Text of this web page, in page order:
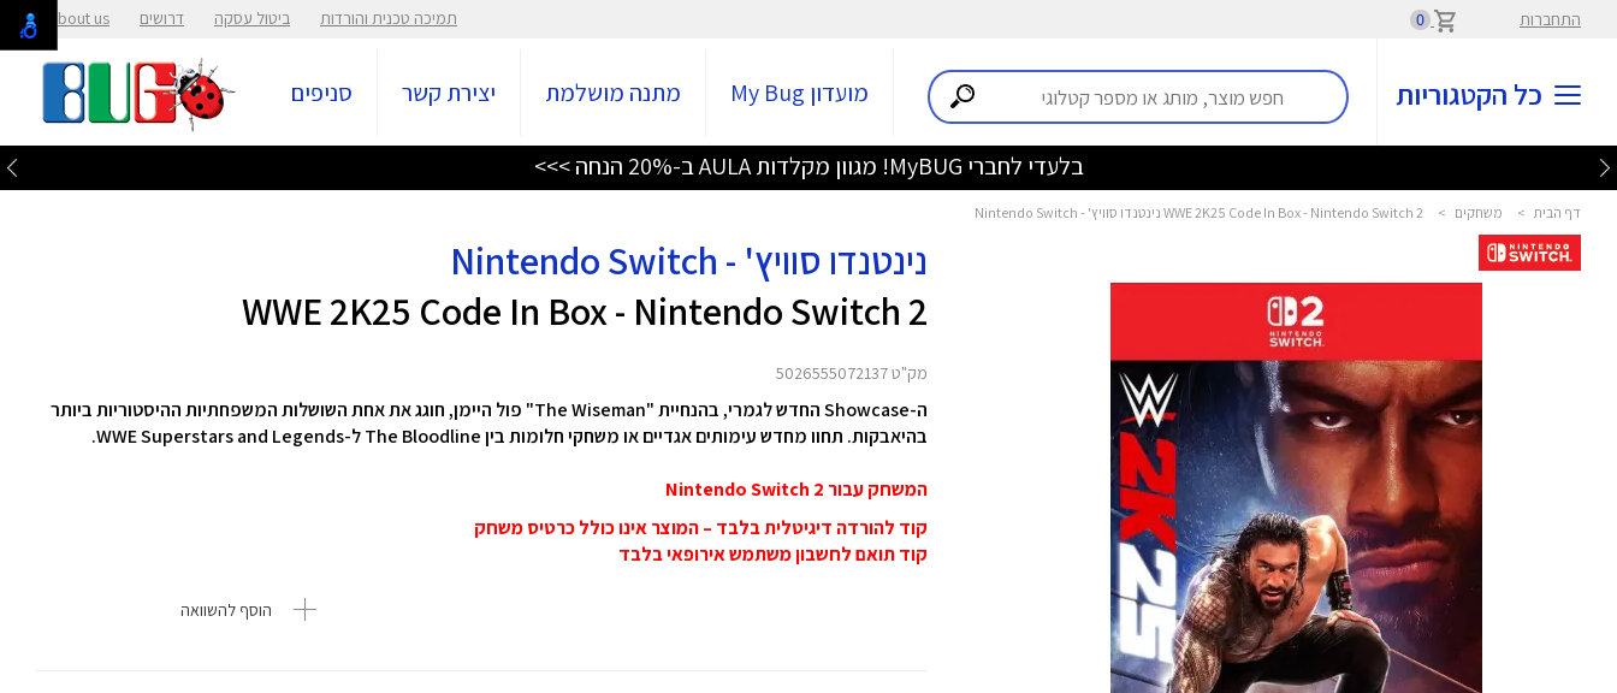
התחברות 0 תמיכה טכנית והורדות ביטול עסקה דרושים About us
כל הקטגוריות מועדון My Bug מתנה מושלמת יצירת קשר סניפים
בלעדי לחברי MyBUG! מגוון מקלדות AULA ב-20% הנחה >>>
דף הבית > משחקים > WWE 2K25 Code In Box - Nintendo Switch 2 נינטנדו סוויץ' - Nintendo Switch
נינטנדו סוויץ' - Nintendo Switch
WWE 2K25 Code In Box - Nintendo Switch 2
מק"ט 5026555072137
ה-Showcase החדש לגמרי, בהנחיית "The Wiseman" פול היימן, חוגג את אחת השושלות המשפחתיות ההיסטוריות ביותר
בהיאבקות. תחוו מחדש עימותים אגדיים או משחקי חלומות בין The Bloodline ל-WWE Superstars and Legends.
המשחק עבור Nintendo Switch 2
קוד להורדה דיגיטלית בלבד – המוצר אינו כולל כרטיס משחק
קוד תואם לחשבון משתמש אירופאי בלבד
הוסף להשוואה